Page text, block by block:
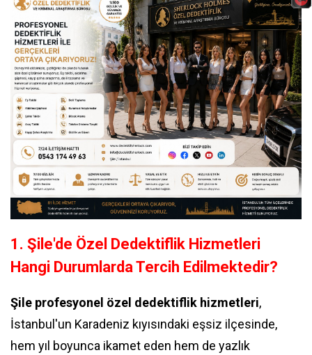
1. Şile'de Özel Dedektiflik Hizmetleri
Hangi Durumlarda Tercih Edilmektedir?
Şile profesyonel özel dedektiflik hizmetleri,
İstanbul'un Karadeniz kıyısındaki eşsiz ilçesinde,
hem yıl boyunca ikamet eden hem de yazlık